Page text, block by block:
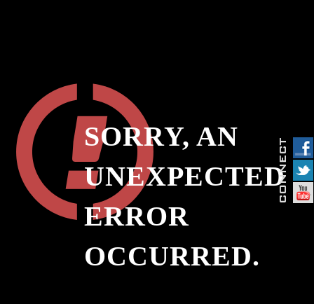
SORRY, AN
UNEXPECTED
ERROR
OCCURRED.